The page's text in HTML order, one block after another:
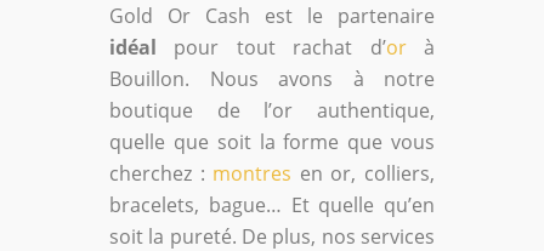
Gold Or Cash est le partenaire
idéal pour tout rachat d’orà
Bouillon. Nous avons à notre
boutique de l’or authentique,
quelle que soit la forme que vous
cherchez : montres en or, colliers,
bracelets, bague… Et quelle qu’en
soit la pureté. De plus, nos services